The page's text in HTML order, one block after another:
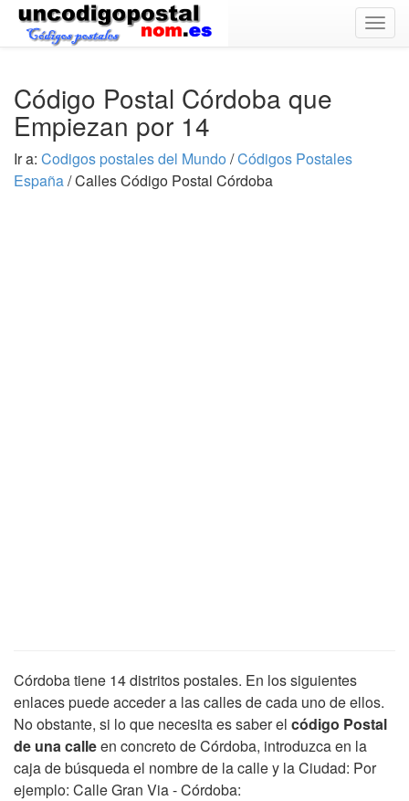
Código Postal Córdoba que
Empiezan por 14
Ir a: Codigos postales del Mundo /Códigos Postales
España/ Calles Código Postal Córdoba
Córdoba tiene 14 distritos postales. En los siguientes
enlaces puede acceder a las calles de cada uno de ellos.
No obstante, si lo que necesita es saber el código Postal
de una calleen concreto de Córdoba, introduzca en la
caja de búsqueda el nombre de la calle y la Ciudad: Por
ejemplo: Calle Gran Via - Córdoba: